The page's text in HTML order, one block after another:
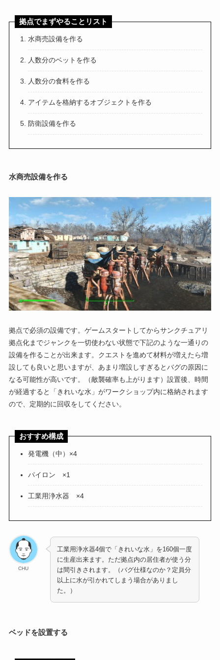
拠点でまずやることリスト
水商売設備を作る
人数分のベットを作る
人数分の食料を作る
アイテムを格納するオブジェクトを作る
防衛設備を作る
水商売設備を作る
拠点で必須の設備です。ゲームスタートしてからサンクチュアリ
拠点化までジャンクを一切使わない状態で下記のような一通りの
設備を作ることが出来ます。クエストを進めて材料が増えたら増
設しても良いと思いますが、あまり増設しすぎるとバグの原因に
なる可能性が高いです。（敵襲確率も上がります）設置後、時間
が経過すると「きれいな水」がワークショップ内に格納されます
ので、定期的に回収をしてください。
おすすめ構成
発電機（中）×4
パイロン ×1
工業用浄水器 ×4
CHU
工業用浄水器4個で「きれいな水」を160個一度
に生産出来ます。ただ拠点内の居住者が使う分
は間引きされます。（バグ仕様なのか？定員分
以上に水が引かれてしまう場合がありまし
た。）
ベッドを設置する